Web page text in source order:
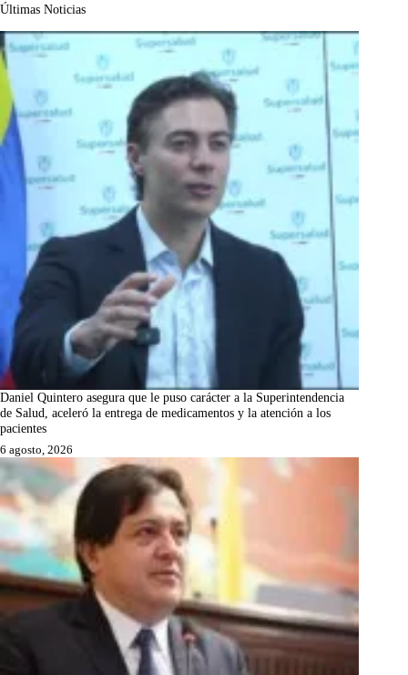
Últimas Noticias
Daniel Quintero asegura que le puso carácter a la Superintendencia
de Salud, aceleró la entrega de medicamentos y la atención a los
pacientes
6 agosto, 2026